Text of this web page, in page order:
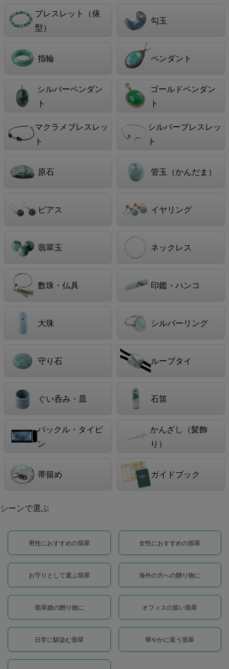
ブレスレット（俵
型）
勾玉
指輪 ペンダント
シルバーペンダン
ト
ゴールドペンダン
ト
マクラメブレスレッ
ト
シルバーブレスレッ
ト
原石 管玉（かんだま）
ピアス イヤリング
翡翠玉 ネックレス
数珠・仏具 印鑑・ハンコ
大珠 シルバーリング
守り石 ループタイ
ぐい呑み・皿 石笛
バックル・タイピ
ン
かんざし（髪飾
り）
帯留め ガイドブック
シーンで選ぶ
男性におすすめの翡翠 女性におすすめの翡翠
お守りとして選ぶ翡翠 海外の方への贈り物に
翡翠婚の贈り物に オフィスの装い翡翠
日常に馴染む翡翠 華やかに装う翡翠